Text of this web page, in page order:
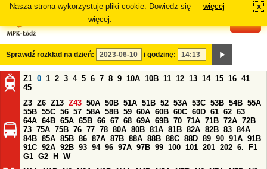
Nasza strona wykorzystuje pliki cookie. Dowiedz się
więcej.
więcej x
Sprawdź rozkład na dzień: i godzinę:
Z1 0 1 2 3 4 5 6 7 8 9 10A 10B 11 12 13 14 15 16 41
45
Z3 Z6 Z13 Z43 50A 50B 51A 51B 52 53A 53C 53B 54B 55A
55B 55C 56 57 58A 58B 59 60A 60B 60C 60D 61 62 63
64A 64B 65A 65B 66 67 68 69A 69B 70 71A 71B 72A 72B
73 75A 75B 76 77 78 80A 80B 81A 81B 82A 82B 83 84A
84B 85A 85B 86 87A 87B 88A 88B 88C 88D 89 90 91A 91B
91C 92A 92B 93 94 96 97A 97B 99 100 101 201 202 6.
F1
G1 G2 H
W